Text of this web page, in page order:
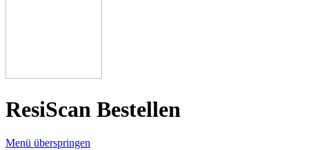
ResiScan Bestellen
Menü überspringen